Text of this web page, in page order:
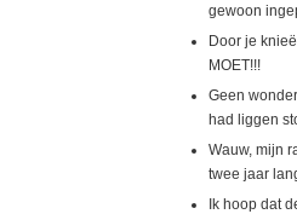
gewoon
Door je
MOET!!!
Geen
had liggen
Wauw, mijn
twee jaar
Ik hoop dat